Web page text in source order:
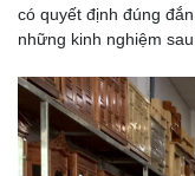
có quyết định đúng
những kinh nghiệm